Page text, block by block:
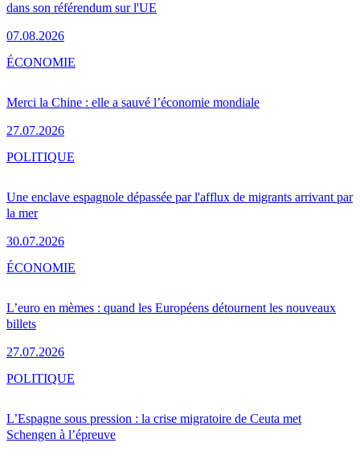
dans son référendum sur l'UE
07.08.2026
Merci la Chine : elle a sauvé l’économie mondiale
27.07.2026
ÉCONOMIE
Une enclave espagnole dépassée par l'afflux de migrants arrivant par
la mer
30.07.2026
POLITIQUE
L’euro en mèmes : quand les Européens détournent les nouveaux
billets
27.07.2026
ÉCONOMIE
L’Espagne sous pression : la crise migratoire de Ceuta met
Schengen à l’épreuve
POLITIQUE